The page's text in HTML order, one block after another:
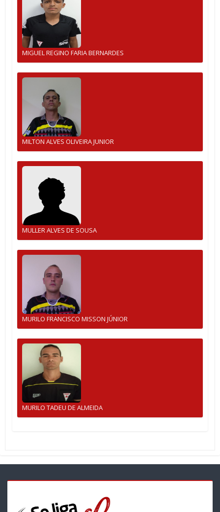
MIGUEL REGINO FARIA BERNARDES
MILTON ALVES OLIVEIRA JUNIOR
MULLER ALVES DE SOUSA
MURILO FRANCISCO MISSON JÚNIOR
MURILO TADEU DE ALMEIDA